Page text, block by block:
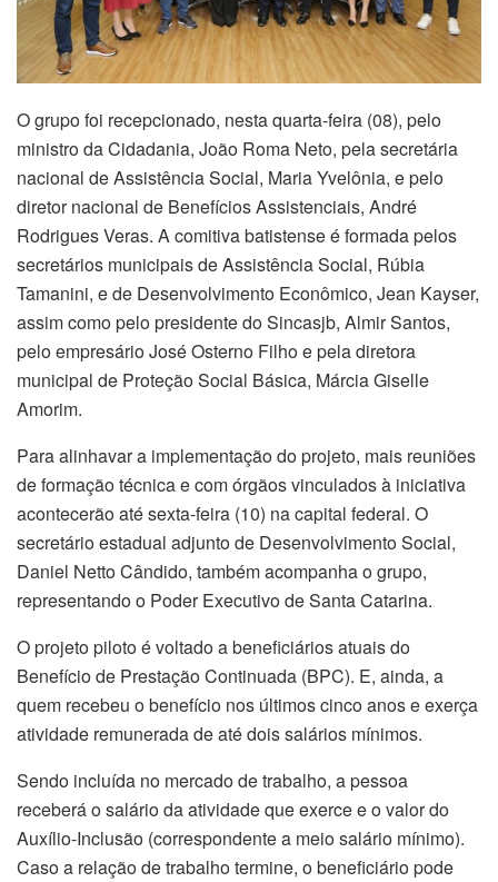
O grupo foi recepcionado, nesta quarta-feira (08), pelo
ministro da Cidadania, João Roma Neto, pela secretária
nacional de Assistência Social, Maria Yvelônia, e pelo
diretor nacional de Benefícios Assistenciais, André
Rodrigues Veras. A comitiva batistense é formada pelos
secretários municipais de Assistência Social, Rúbia
Tamanini, e de Desenvolvimento Econômico, Jean Kayser,
assim como pelo presidente do Sincasjb, Almir Santos,
pelo empresário José Osterno Filho e pela diretora
municipal de Proteção Social Básica, Márcia Giselle
Amorim.
Para alinhavar a implementação do projeto, mais reuniões
de formação técnica e com órgãos vinculados à iniciativa
acontecerão até sexta-feira (10) na capital federal. O
secretário estadual adjunto de Desenvolvimento Social,
Daniel Netto Cândido, também acompanha o grupo,
representando o Poder Executivo de Santa Catarina.
O projeto piloto é voltado a beneficiários atuais do
Benefício de Prestação Continuada (BPC). E, ainda, a
quem recebeu o benefício nos últimos cinco anos e exerça
atividade remunerada de até dois salários mínimos.
Sendo incluída no mercado de trabalho, a pessoa
receberá o salário da atividade que exerce e o valor do
Auxílio-Inclusão (correspondente a meio salário mínimo).
Caso a relação de trabalho termine, o beneficiário pode